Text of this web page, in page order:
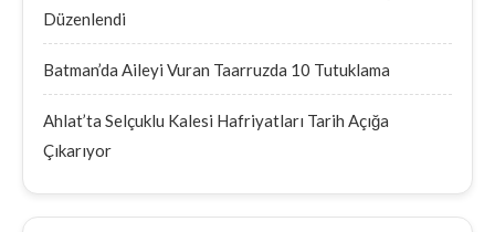
Düzenlendi
Batman’da Aileyi Vuran Taarruzda 10 Tutuklama
Ahlat’ta Selçuklu Kalesi Hafriyatları Tarih Açığa
Çıkarıyor